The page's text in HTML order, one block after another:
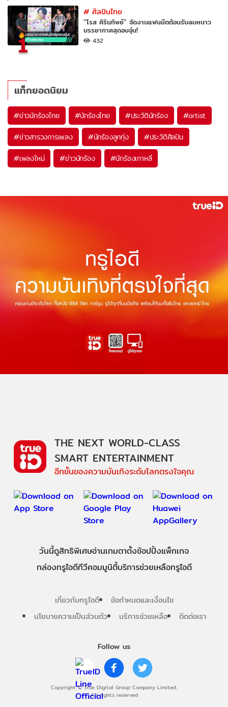
1
#ศิลปินไทย
“โรส ศิรินทิพย์” จัดงานแฟนมีตต้อนรับลมหนาว
บรรยากาศสุดอบอุ่น!
432
แท็กยอดนิยม
#ข่าวนักร้องไทย #นักร้องไทย #ประวัตินักร้อง #artist
#ข่าวสารวงการเพลง #นักร้องลูกทุ่ง #ประวัติศิลปิน
#เพลงใหม่ #ข่าวนักร้อง #นักร้องเกาหลี
Follow us
Copyright © True Digital Group Company Limited.
All rights reserved
THE NEXT WORLD-CLASS
SMART ENTERTAINMENT
อีกขั้นของความบันเทิงระดับโลกตรงใจคุณ
วันนี้ดูสิทธิพิเศษอ่านเกมตาตั้งช้อปปิ้งแพ็กเกจ
กล่องทรูไอดีทีวีคอมมูนิตี้บริการช่วยเหลือทรูไอดี
เกี่ยวกับทรูไอดี
ข้อกำหนดและเงื่อนไข
นโยบายความเป็นส่วนตัว
บริการช่วยเหลือ ติดต่อเรา